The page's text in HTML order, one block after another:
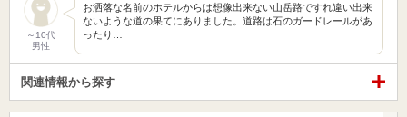
～10代
男性
お洒落な名前のホテルからは想像出来ない山岳路ですれ違い出来
ないような道の果てにありました。道路は石のガードレールがあ
ったり…
関連情報から探す